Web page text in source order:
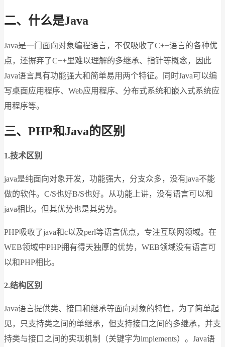
二、什么是Java
Java是一门面向对象编程语言，不仅吸收了C++语言的各种优
点，还摒弃了C++里难以理解的多继承、指针等概念，因此
Java语言具有功能强大和简单易用两个特征。同时Java可以编
写桌面应用程序、Web应用程序、分布式系统和嵌入式系统应
用程序等。
三、PHP和Java的区别
1.技术区别
java是纯面向对象开发，功能强大，分支众多，没有java不能
做的软件。C/S也好B/S也好。从功能上讲，没有语言可以和
java相比。但其优势也是其劣势。
PHP吸收了java和c以及perl等语言优点，专注互联网领域。在
WEB领域中PHP拥有得天独厚的优势，WEB领域没有语言可
以和PHP相比。
2.结构区别
Java语言提供类、接口和继承等面向对象的特性，为了简单起
见，只支持类之间的单继承，但支持接口之间的多继承，并支
持类与接口之间的实现机制（关键字为implements）。Java语